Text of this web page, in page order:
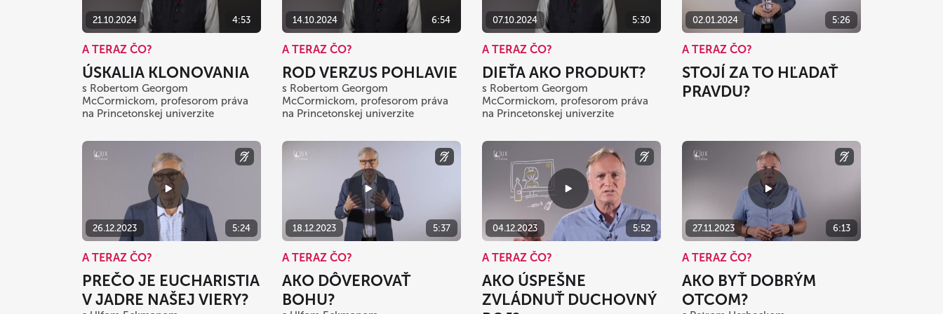
21.10.2024 4:53
A TERAZ ČO?
ÚSKALIA KLONOVANIA
s Robertom Georgom
McCormickom, profesorom práva
na Princetonskej univerzite
14.10.2024 6:54
A TERAZ ČO?
ROD VERZUS POHLAVIE
s Robertom Georgom
McCormickom, profesorom práva
na Princetonskej univerzite
07.10.2024 5:30
A TERAZ ČO?
DIEŤA AKO PRODUKT?
s Robertom Georgom
McCormickom, profesorom práva
na Princetonskej univerzite
02.01.2024 5:26
A TERAZ ČO?
STOJÍ ZA TO HĽADAŤ
PRAVDU?
26.12.2023 5:24
A TERAZ ČO?
PREČO JE EUCHARISTIA
V JADRE NAŠEJ VIERY?
18.12.2023 5:37
A TERAZ ČO?
AKO DÔVEROVAŤ
BOHU?
04.12.2023 5:52
A TERAZ ČO?
AKO ÚSPEŠNE
ZVLÁDNUŤ DUCHOVNÝ
27.11.2023 6:13
A TERAZ ČO?
AKO BYŤ DOBRÝM
OTCOM?